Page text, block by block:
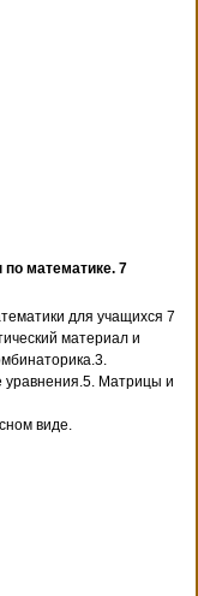
математике. 7
для учащихся 7
материал и
уравнения.5. Матрицы и
виде.